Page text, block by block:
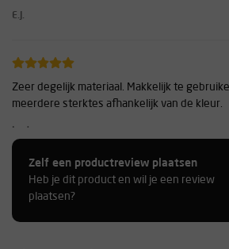
E.J.
Zeer degelijk materiaal. Makkelijk te
meerdere sterktes afhankelijk van de kleur.
Jordy
fijn apparaat! :) ik klim 6B a 6C en voor mij
Zelf een productreview plaatsen
Heb je dit product en wil je een review
plaatsen?